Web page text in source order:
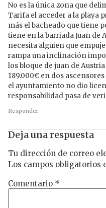
No es la única zona que
Tarifa el acceder a la playa
más el bacheado que tiene
tiene en la barriada Juan de
necesita alguien que
rampa una inclinación
los bloque de juan de
189.000€ en dos
el ayuntamiento no dio
responsabilidad pasa de
Responder
Deja una respuesta
Tu dirección de correo
Los campos obligatorios
Comentario *